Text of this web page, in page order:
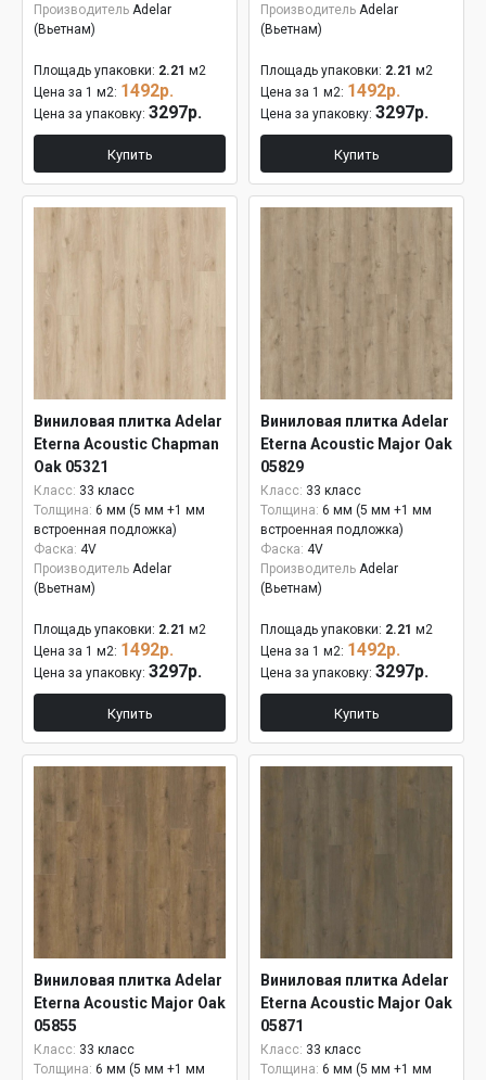
Производитель Adelar
(Вьетнам)
Площадь упаковки: 2.21 м2
Цена за 1 м2: 1492р.
Цена за упаковку: 3297р.
Купить
Производитель Adelar
(Вьетнам)
Площадь упаковки: 2.21 м2
Цена за 1 м2: 1492р.
Цена за упаковку: 3297р.
Купить
Виниловая плитка Adelar
Eterna Acoustic Chapman
Oak 05321
Класс: 33 класс
Толщина: 6 мм (5 мм +1 мм
встроенная подложка)
Фаска: 4V
Производитель Adelar
(Вьетнам)
Площадь упаковки: 2.21 м2
Цена за 1 м2: 1492р.
Цена за упаковку: 3297р.
Купить
Виниловая плитка Adelar
Eterna Acoustic Major Oak
05829
Класс: 33 класс
Толщина: 6 мм (5 мм +1 мм
встроенная подложка)
Фаска: 4V
Производитель Adelar
(Вьетнам)
Площадь упаковки: 2.21 м2
Цена за 1 м2: 1492р.
Цена за упаковку: 3297р.
Купить
Виниловая плитка Adelar
Eterna Acoustic Major Oak
05855
Класс: 33 класс
Толщина: 6 мм (5 мм +1 мм
Виниловая плитка Adelar
Eterna Acoustic Major Oak
05871
Класс: 33 класс
Толщина: 6 мм (5 мм +1 мм